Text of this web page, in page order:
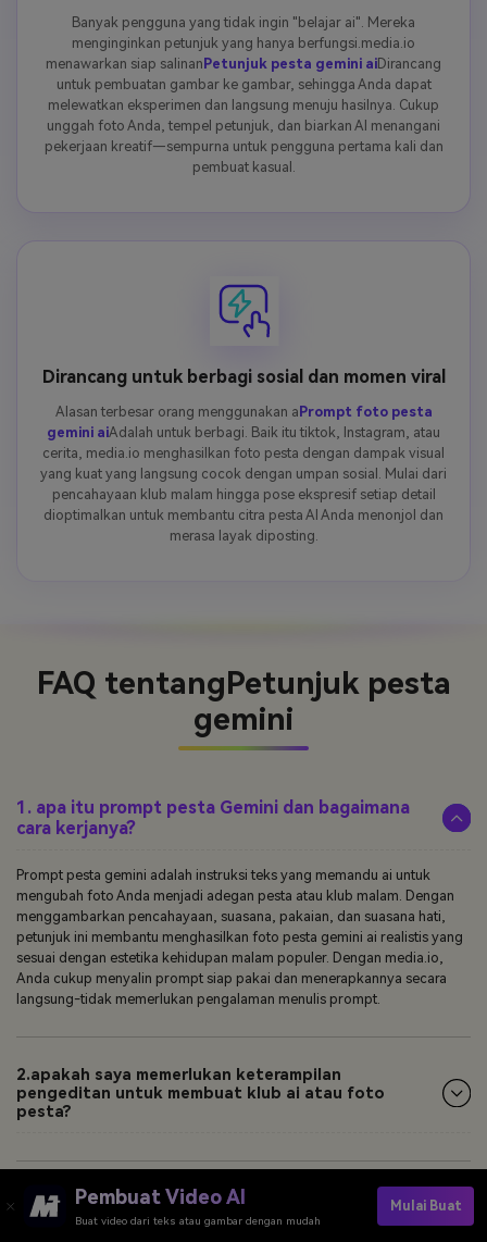
Banyak pengguna yang tidak ingin "belajar ai". Mereka
menginginkan petunjuk yang hanya berfungsi.media.io
menawarkan siap salinanPetunjuk pesta gemini aiDirancang
untuk pembuatan gambar ke gambar, sehingga Anda dapat
melewatkan eksperimen dan langsung menuju hasilnya. Cukup
unggah foto Anda, tempel petunjuk, dan biarkan AI menangani
pekerjaan kreatif—sempurna untuk pengguna pertama kali dan
pembuat kasual.
Dirancang untuk berbagi sosial dan momen viral
Alasan terbesar orang menggunakan a Prompt foto pesta
gemini aiAdalah untuk berbagi. Baik itu tiktok, Instagram, atau
cerita, media.io menghasilkan foto pesta dengan dampak visual
yang kuat yang langsung cocok dengan umpan sosial. Mulai dari
pencahayaan klub malam hingga pose ekspresif setiap detail
dioptimalkan untuk membantu citra pesta AI Anda menonjol dan
merasa layak diposting.
FAQ tentangPetunjuk pesta
gemini
1. apa itu prompt pesta Gemini dan bagaimana
cara kerjanya?
Prompt pesta gemini adalah instruksi teks yang memandu ai untuk
mengubah foto Anda menjadi adegan pesta atau klub malam. Dengan
menggambarkan pencahayaan, suasana, pakaian, dan suasana hati,
petunjuk ini membantu menghasilkan foto pesta gemini ai realistis yang
sesuai dengan estetika kehidupan malam populer. Dengan media.io,
Anda cukup menyalin prompt siap pakai dan menerapkannya secara
langsung-tidak memerlukan pengalaman menulis prompt.
2.apakah saya memerlukan keterampilan
pengeditan untuk membuat klub ai atau foto
pesta?
3. Bisakah saya mencoba petunjuk pesta Gemini ai
secara gratis?
Pembuat Video AI
Buat video dari teks atau gambar dengan mudah
Mulai Buat